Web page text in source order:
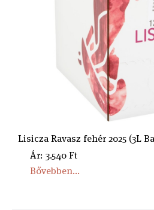
Lisicza Ravasz fehér 2025 (3L
Ár: 3.540 Ft
Bővebben...